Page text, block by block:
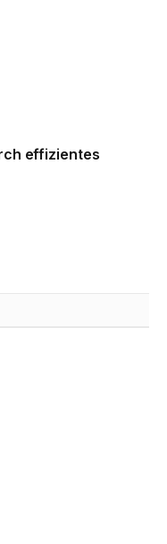
effizientes